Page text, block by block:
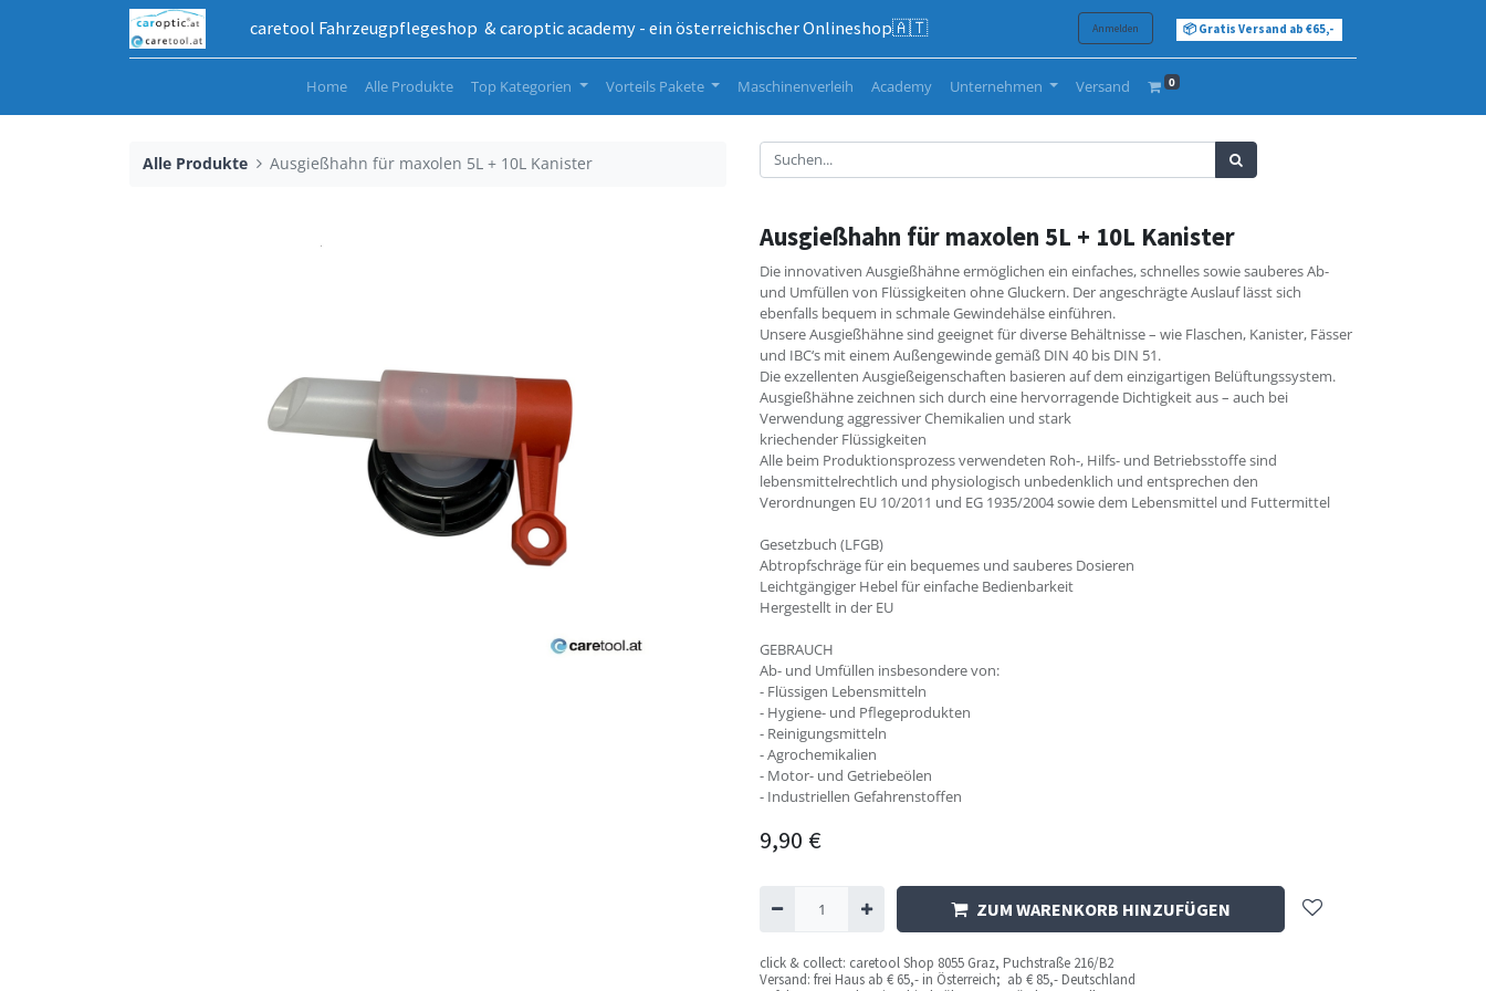
caretool Fahrzeugpflegeshop & caroptic academy - ein österreichischer Onlineshop🇦🇹 Anmelden 📦 Gratis Versand ab €65,-
Home Alle Produkte Top Kategorien Vorteils Pakete Maschinenverleih Academy Unternehmen Versand 0
Alle Produkte Ausgießhahn für maxolen 5L + 10L Kanister
Ausgießhahn für maxolen 5L + 10L Kanister
Die innovativen Ausgießhähne ermöglichen ein einfaches, schnelles sowie sauberes Ab-
und Umfüllen von Flüssigkeiten ohne Gluckern. Der angeschrägte Auslauf lässt sich
ebenfalls bequem in schmale Gewindehälse einführen.
Unsere Ausgießhähne sind geeignet für diverse Behältnisse – wie Flaschen, Kanister, Fässer
und IBC‘s mit einem Außengewinde gemäß DIN 40 bis DIN 51.
Die exzellenten Ausgießeigenschaften basieren auf dem einzigartigen Belüftungssystem.
Ausgießhähne zeichnen sich durch eine hervorragende Dichtigkeit aus – auch bei
Verwendung aggressiver Chemikalien und stark
kriechender Flüssigkeiten
Alle beim Produktionsprozess verwendeten Roh-, Hilfs- und Betriebsstoffe sind
lebensmittelrechtlich und physiologisch unbedenklich und entsprechen den
Verordnungen EU 10/2011 und EG 1935/2004 sowie dem Lebensmittel und Futtermittel
Gesetzbuch (LFGB)
Abtropfschräge für ein bequemes und sauberes Dosieren
Leichtgängiger Hebel für einfache Bedienbarkeit
Hergestellt in der EU
GEBRAUCH
Ab- und Umfüllen insbesondere von:
- Flüssigen Lebensmitteln
- Hygiene- und Pflegeprodukten
- Reinigungsmitteln
- Agrochemikalien
- Motor- und Getriebeölen
- Industriellen Gefahrenstoffen
9,90 €
ZUM WARENKORB HINZUFÜGEN
click & collect: caretool Shop 8055 Graz, Puchstraße 216/B2
Versand: frei Haus ab € 65,- in Österreich; ab € 85,- Deutschland